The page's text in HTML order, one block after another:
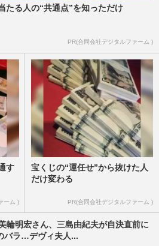
たる人の“共通点”を知っただけ
PR(合同会社デジタルファーム )
す
ーム )
宝くじの“運任せ”から抜けた人
だけ変わる
PR(合同会社デジタルファーム )
輪明宏さん、三島由紀夫が自決直前に
バラ…デヴィ夫人...